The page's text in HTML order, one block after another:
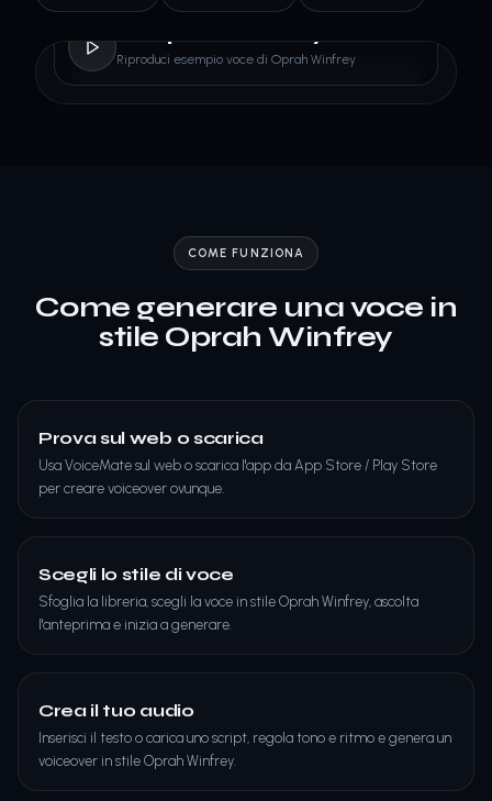
Riproduci esempio voce di Oprah Winfrey
COME FUNZIONA
Come generare una voce in
stile Oprah Winfrey
Prova sul web o scarica
Usa VoiceMate sul web o scarica l'app da App Store / Play Store
per creare voiceover ovunque.
Scegli lo stile di voce
Sfoglia la libreria, scegli la voce in stile Oprah Winfrey, ascolta
l'anteprima e inizia a generare.
Crea il tuo audio
Inserisci il testo o carica uno script, regola tono e ritmo e genera un
voiceover in stile Oprah Winfrey.